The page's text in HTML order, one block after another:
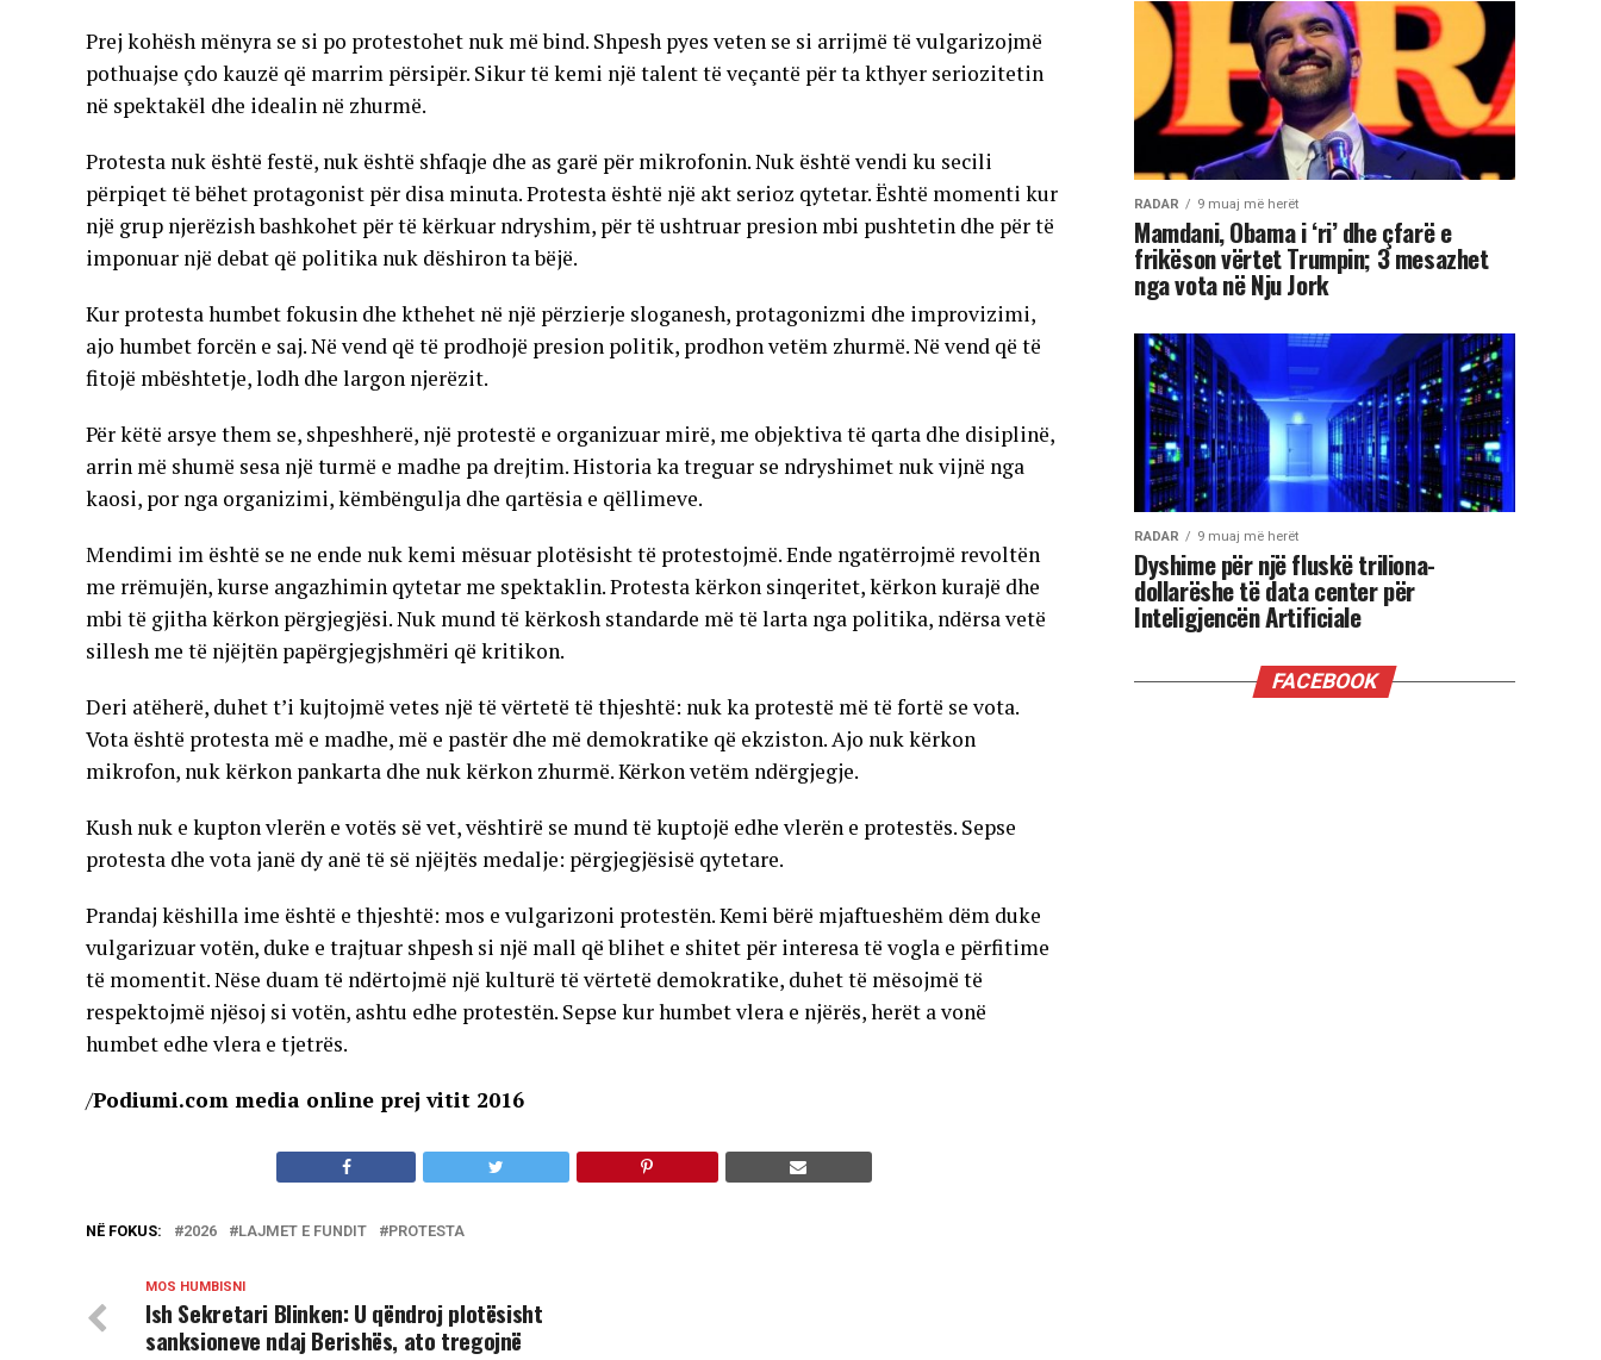
Prej kohësh mënyra se si po protestohet nuk më bind. Shpesh pyes veten se si arrijmë të vulgarizojmë
pothuajse çdo kauzë që marrim përsipër. Sikur të kemi një talent të veçantë për ta kthyer seriozitetin
në spektakël dhe idealin në zhurmë.
Protesta nuk është festë, nuk është shfaqje dhe as garë për mikrofonin. Nuk është vendi ku secili
përpiqet të bëhet protagonist për disa minuta. Protesta është një akt serioz qytetar. Është momenti kur
një grup njerëzish bashkohet për të kërkuar ndryshim, për të ushtruar presion mbi pushtetin dhe për të
imponuar një debat që politika nuk dëshiron ta bëjë.
Kur protesta humbet fokusin dhe kthehet në një përzierje sloganesh, protagonizmi dhe improvizimi,
ajo humbet forcën e saj. Në vend që të prodhojë presion politik, prodhon vetëm zhurmë. Në vend që të
fitojë mbështetje, lodh dhe largon njerëzit.
Për këtë arsye them se, shpeshherë, një protestë e organizuar mirë, me objektiva të qarta dhe disiplinë,
arrin më shumë sesa një turmë e madhe pa drejtim. Historia ka treguar se ndryshimet nuk vijnë nga
kaosi, por nga organizimi, këmbëngulja dhe qartësia e qëllimeve.
Mendimi im është se ne ende nuk kemi mësuar plotësisht të protestojmë. Ende ngatërrojmë revoltën
me rrëmujën, kurse angazhimin qytetar me spektaklin. Protesta kërkon sinqeritet, kërkon kurajë dhe
mbi të gjitha kërkon përgjegjësi. Nuk mund të kërkosh standarde më të larta nga politika, ndërsa vetë
sillesh me të njëjtën papërgjegjshmëri që kritikon.
Deri atëherë, duhet t’i kujtojmë vetes një të vërtetë të thjeshtë: nuk ka protestë më të fortë se vota.
Vota është protesta më e madhe, më e pastër dhe më demokratike që ekziston. Ajo nuk kërkon
mikrofon, nuk kërkon pankarta dhe nuk kërkon zhurmë. Kërkon vetëm ndërgjegje.
Kush nuk e kupton vlerën e votës së vet, vështirë se mund të kuptojë edhe vlerën e protestës. Sepse
protesta dhe vota janë dy anë të së njëjtës medalje: përgjegjësisë qytetare.
Prandaj këshilla ime është e thjeshtë: mos e vulgarizoni protestën. Kemi bërë mjaftueshëm dëm duke
vulgarizuar votën, duke e trajtuar shpesh si një mall që blihet e shitet për interesa të vogla e përfitime
të momentit. Nëse duam të ndërtojmë një kulturë të vërtetë demokratike, duhet të mësojmë të
respektojmë njësoj si votën, ashtu edhe protestën. Sepse kur humbet vlera e njërës, herët a vonë
humbet edhe vlera e tjetrës.
/Podiumi.com media online prej vitit 2016
NË FOKUS: 2026 LAJMET E FUNDIT PROTESTA
MOS HUMBISNI
Ish Sekretari Blinken: U qëndroj plotësisht
sanksioneve ndaj Berishës, ato tregojnë
RADAR 9 muaj më herët
Mamdani, Obama i ‘ri’ dhe çfarë e
frikëson vërtet Trumpin; 3 mesazhet
nga vota në Nju Jork
RADAR 9 muaj më herët
Dyshime për një fluskë triliona-
dollarëshe të data center për
Inteligjencën Artificiale
FACEBOOK